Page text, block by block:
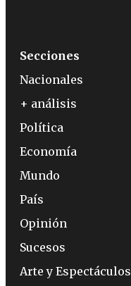
Secciones
Nacionales
+ análisis
Política
Economía
Mundo
País
Opinión
Sucesos
Arte y Espectáculos